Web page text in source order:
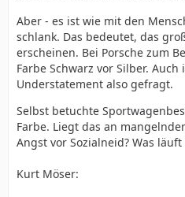
Aber - es ist wie mit den
schlank. Das bedeutet, das
erscheinen. Bei Porsche zum
Farbe Schwarz vor Silber.
Understatement also gefragt.
Selbst betuchte
Farbe. Liegt das an
Angst vor Sozialneid? Was
Kurt Möser: